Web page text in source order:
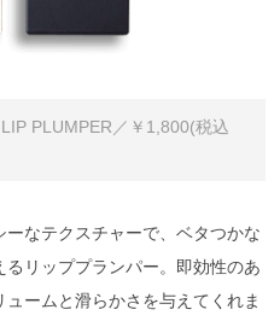
PLUMPER／￥1,800(税込
なテクスチャーで、ベタつかな
リッププランパー。即効性のあ
ームと滑らかさを与えてくれま